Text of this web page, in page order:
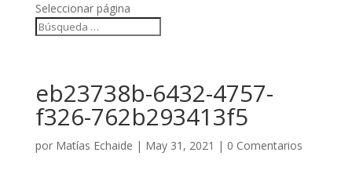
Seleccionar página
eb23738b-6432-4757-
f326-762b293413f5
por Matías Echaide | May 31, 2021 | 0 Comentarios